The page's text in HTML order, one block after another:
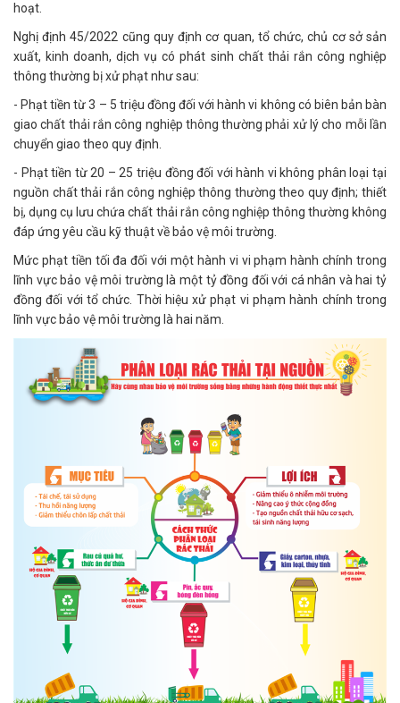
hoạt.
Nghị định 45/2022 cũng quy định cơ quan, tổ chức, chủ cơ sở sản
xuất, kinh doanh, dịch vụ có phát sinh chất thải rắn công nghiệp
thông thường bị xử phạt như sau:
- Phạt tiền từ 3 – 5 triệu đồng đối với hành vi không có biên bản bàn
giao chất thải rắn công nghiệp thông thường phải xử lý cho mỗi lần
chuyển giao theo quy định.
- Phạt tiền từ 20 – 25 triệu đồng đối với hành vi không phân loại tại
nguồn chất thải rắn công nghiệp thông thường theo quy định; thiết
bị, dụng cụ lưu chứa chất thải rắn công nghiệp thông thường không
đáp ứng yêu cầu kỹ thuật về bảo vệ môi trường.
Mức phạt tiền tối đa đối với một hành vi vi phạm hành chính trong
lĩnh vực bảo vệ môi trường là một tỷ đồng đối với cá nhân và hai tỷ
đồng đối với tổ chức. Thời hiệu xử phạt vi phạm hành chính trong
lĩnh vực bảo vệ môi trường là hai năm.